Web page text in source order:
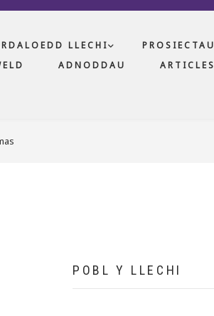
LLECHI
PROSIECTAU
ADNODDAU ARTICLES
POBL Y LLECHI